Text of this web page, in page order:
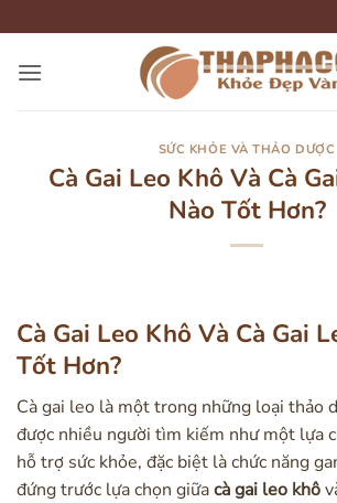
qua
nội
SỨC KHỎE VÀ THẢO DƯỢC
Cà Gai Leo Khô Và Cà
Nào Tốt Hơn?
Cà Gai Leo Khô Và Cà Gai
Tốt Hơn?
Cà gai leo là một trong những loại thảo
được nhiều người tìm kiếm như một lựa
hỗ trợ sức khỏe, đặc biệt là chức năng
đứng trước lựa chọn giữacà gai leo khô